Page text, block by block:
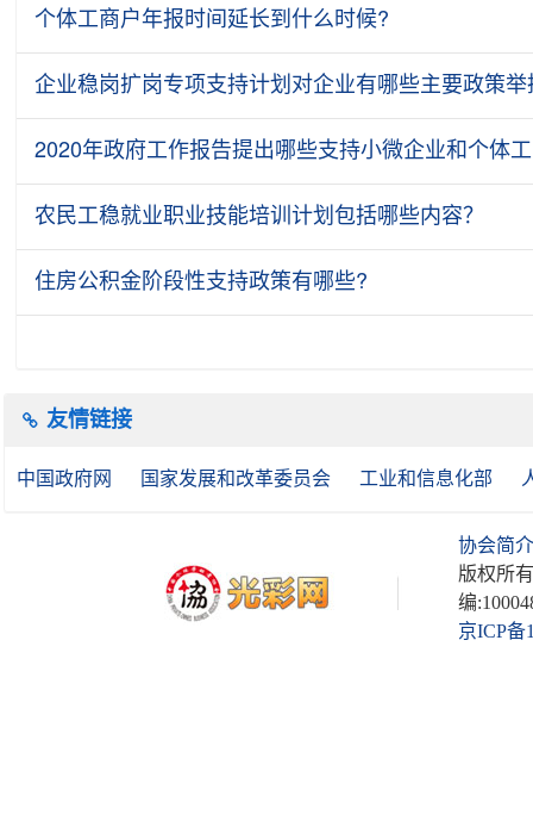
个体工商户年报时间延长到什么时候?
企业稳岗扩岗专项支持计划对企业有哪些主要政策
2020年政府工作报告提出哪些支持小微企业和个体
农民工稳就业职业技能培训计划包括哪些内容？
住房公积金阶段性支持政策有哪些?
友情链接
中国政府网 国家发展和改革委员会 工业和信息化部
协会简介
版权所
编
京ICP备